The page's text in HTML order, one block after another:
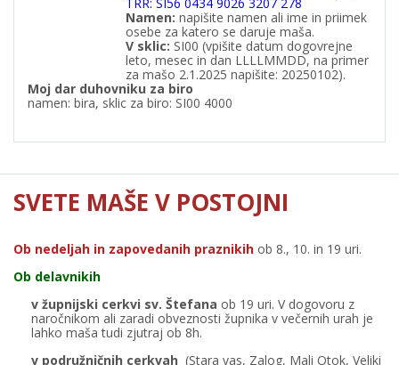
Namen: napišite namen ali ime in priimek
osebe za katero se daruje maša.
V sklic: SI00 (vpišite datum dogovrejne
leto, mesec in dan LLLLMMDD, na primer
za mašo 2.1.2025 napišite: 20250102).
Moj dar duhovniku za biro
namen: bira, sklic za biro: SI00 4000
SVETE MAŠE V POSTOJNI
Ob nedeljah in zapovedanih praznikih ob 8., 10. in 19 uri.
Ob delavnikih
v župnijski cerkvi sv. Štefana ob 19 uri. V dogovoru z
naročnikom ali zaradi obveznosti župnika v večernih urah je
lahko maša tudi zjutraj ob 8h.
v podružničnih cerkvah (Stara vas, Zalog, Mali Otok, Veliki